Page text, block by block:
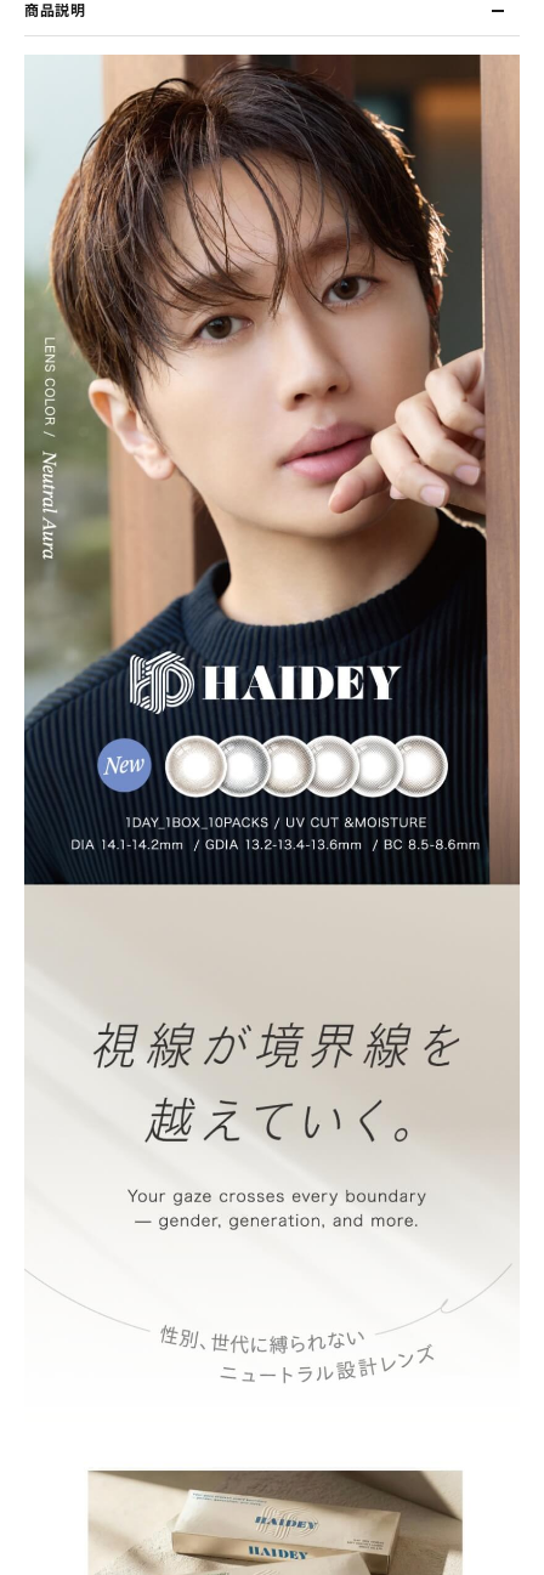
商品説明